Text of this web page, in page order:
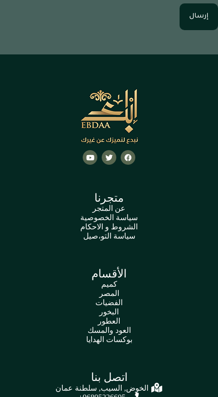
إرسال
متجرنا
عن المتجر
سياسة الخصوصية
الشروط و الاحكام
سياسة التو،صيل
الأقسام
كميم
المصر
الفضيات
البخور
العطور
العود والمسك
بوكسات الهدايا
اتصل بنا
الخوض, السيب, سلطنة عمان